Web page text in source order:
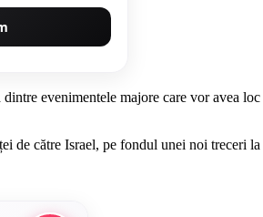
evenimentele majore care vor avea
către Israel, pe fondul unei noi treceri la